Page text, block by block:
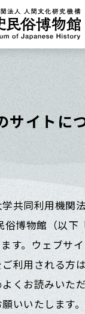
サイトに
共同利用機関
俗博物館（以下
す。ウェブサ
利用される方
くお読みいた
いいたします。